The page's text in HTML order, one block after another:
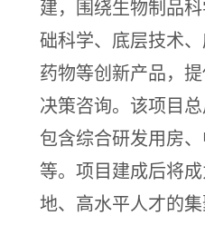
建，围绕生物制品
础科学、底层技术
药物等创新产品，
决策咨询。该项目
包含综合研发用房
等。项目建成后将
地、高水平人才的